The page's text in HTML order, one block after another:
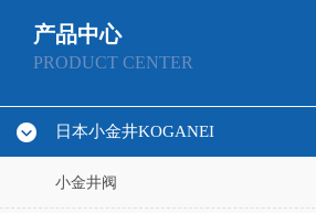
产品中心
PRODUCT CENTER
日本小金井KOGANEI
小金井阀